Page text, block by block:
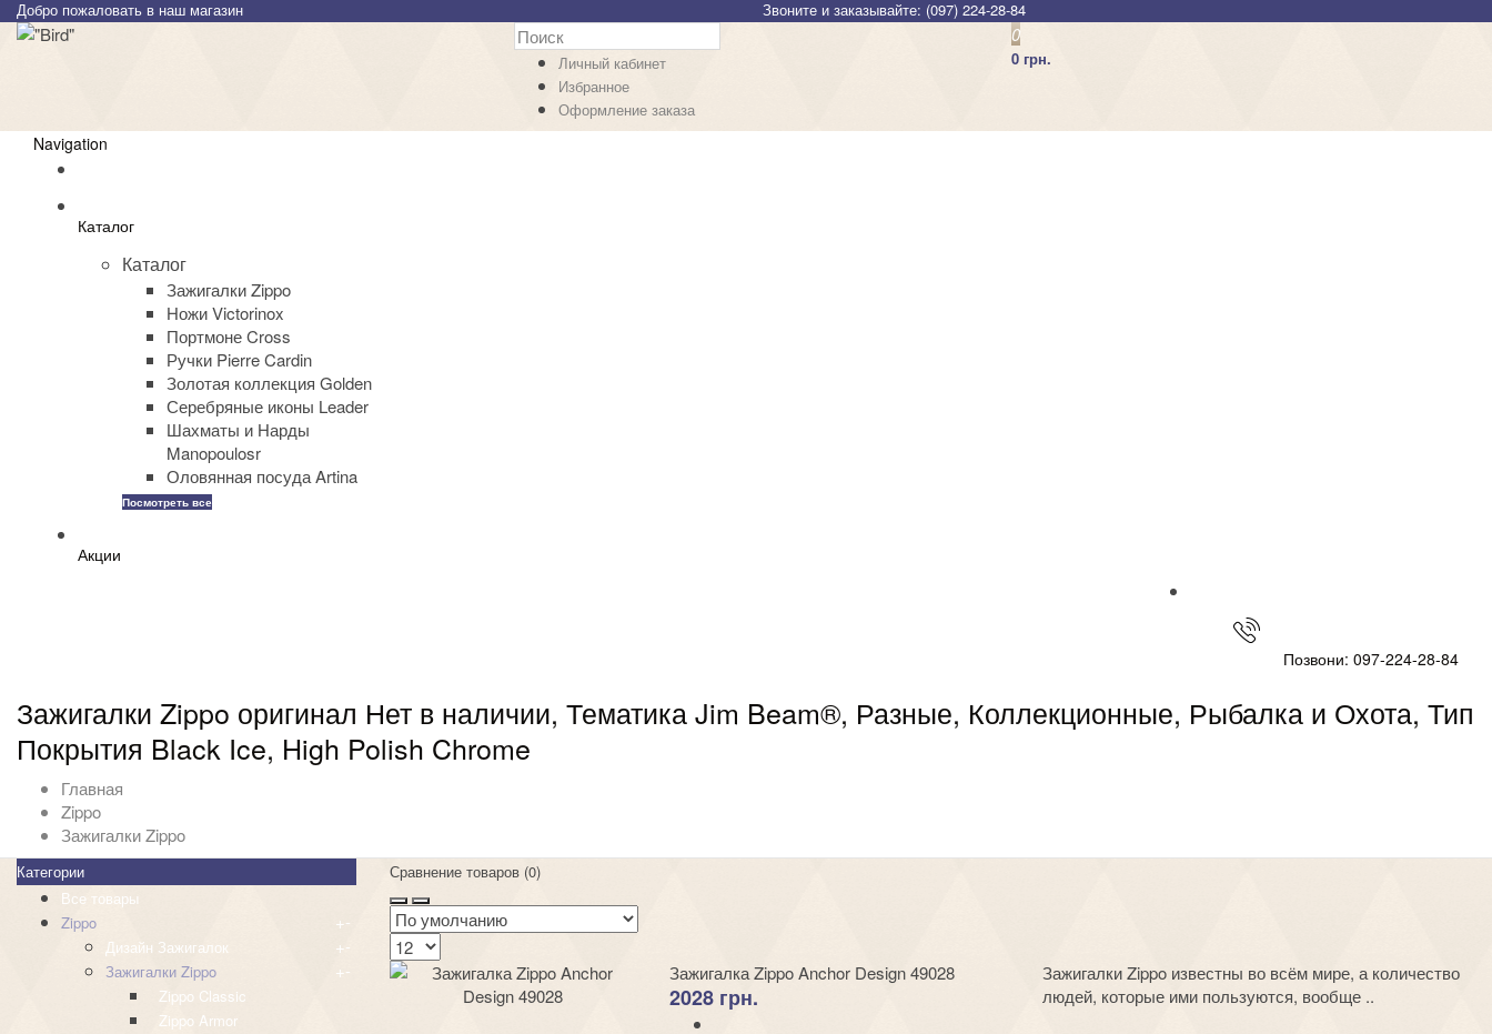
Добро пожаловать в наш магазин Звоните и заказывайте: (097) 224-28-84
Личный кабинет
Избранное
Оформление заказа
0
0 грн.
Navigation
Каталог
Каталог
Зажигалки Zippo
Ножи Victorinox
Портмоне Cross
Ручки Pierre Cardin
Золотая коллекция Golden
Серебряные иконы Leader
Шахматы и Нарды
Manopoulosr
Оловянная посуда Artina
Посмотреть все
Акции
Позвони: 097-224-28-84
Зажигалки Zippo оригинал Нет в наличии, Тематика Jim Beam®, Разные, Коллекционные, Рыбалка и Охота, Тип
Покрытия Black Ice, High Polish Chrome
Главная
Zippo
Зажигалки Zippo
Категории
Все товары
Zippo
+-
Дизайн Зажигалок +-
Зажигалки Zippo +-
Zippo Classic
Zippo Armor
Сравнение товаров (0)
Зажигалка Zippo Anchor Design 49028
2028 грн.
Зажигалки Zippo известны во всём мире, а количество
людей, которые ими пользуются, вообще ..